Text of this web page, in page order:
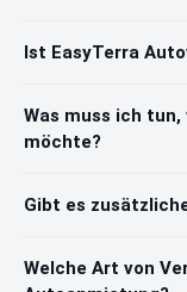
Ist EasyTerra
Was muss ich
möchte?
Gibt es
Welche Art von